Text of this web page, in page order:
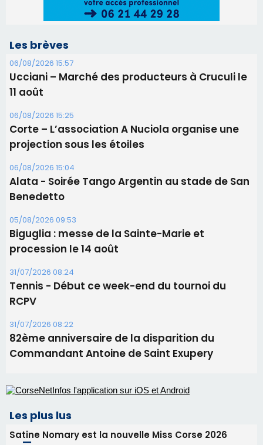
Les brèves
06/08/2026 15:57
Ucciani – Marché des producteurs à Cruculi le
11 août
06/08/2026 15:25
Corte – L’association A Nuciola organise une
projection sous les étoiles
06/08/2026 15:04
Alata - Soirée Tango Argentin au stade de San
Benedetto
05/08/2026 09:53
Biguglia : messe de la Sainte-Marie et
procession le 14 août
31/07/2026 08:24
Tennis - Début ce week-end du tournoi du
RCPV
31/07/2026 08:22
82ème anniversaire de la disparition du
Commandant Antoine de Saint Exupery
Les plus lus
Satine Nomary est la nouvelle Miss Corse 2026